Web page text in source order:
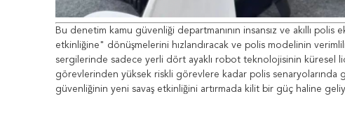
Bu denetim kamu güvenliği departmanının insansız ve akıllı polis
etkinliğine" dönüşmelerini hızlandıracak ve polis modelinin
sergilerinde sadece yerli dört ayaklı robot teknolojisinin küresel
görevlerinden yüksek riskli görevlere kadar polis senaryolarında
güvenliğinin yeni savaş etkinliğini artırmada kilit bir güç haline